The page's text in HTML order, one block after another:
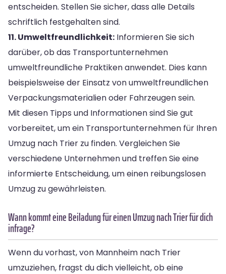
entscheiden. Stellen Sie sicher, dass alle Details
schriftlich festgehalten sind.
11. Umweltfreundlichkeit: Informieren Sie sich
darüber, ob das Transportunternehmen
umweltfreundliche Praktiken anwendet. Dies kann
beispielsweise der Einsatz von umweltfreundlichen
Verpackungsmaterialien oder Fahrzeugen sein.
Mit diesen Tipps und Informationen sind Sie gut
vorbereitet, um ein Transportunternehmen für Ihren
Umzug nach Trier zu finden. Vergleichen Sie
verschiedene Unternehmen und treffen Sie eine
informierte Entscheidung, um einen reibungslosen
Umzug zu gewährleisten.
Wann kommt eine Beiladung für einen Umzug nach Trier für dich
infrage?
Wenn du vorhast, von Mannheim nach Trier
umzuziehen, fragst du dich vielleicht, ob eine